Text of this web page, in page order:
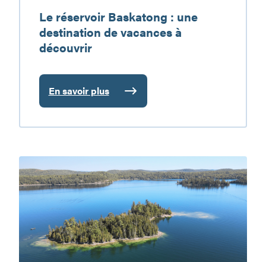
Le réservoir Baskatong : une
destination de vacances à
découvrir
En savoir plus
:
Le
réservoir
:
une
destination
de
vacances
à
découvrir
au
cœur
d’un
territoire
où
l’eau